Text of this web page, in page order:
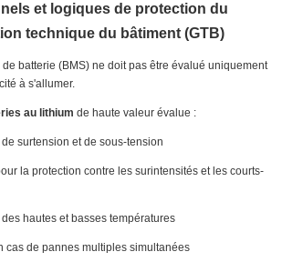
et logiques de protection du
technique du bâtiment (GTB)
batterie (BMS) ne doit pas être évalué uniquement
à s'allumer.
au lithium de haute valeur évalue :
surtension et de sous-tension
la protection contre les surintensités et les courts-
hautes et basses températures
cas de pannes multiples simultanées